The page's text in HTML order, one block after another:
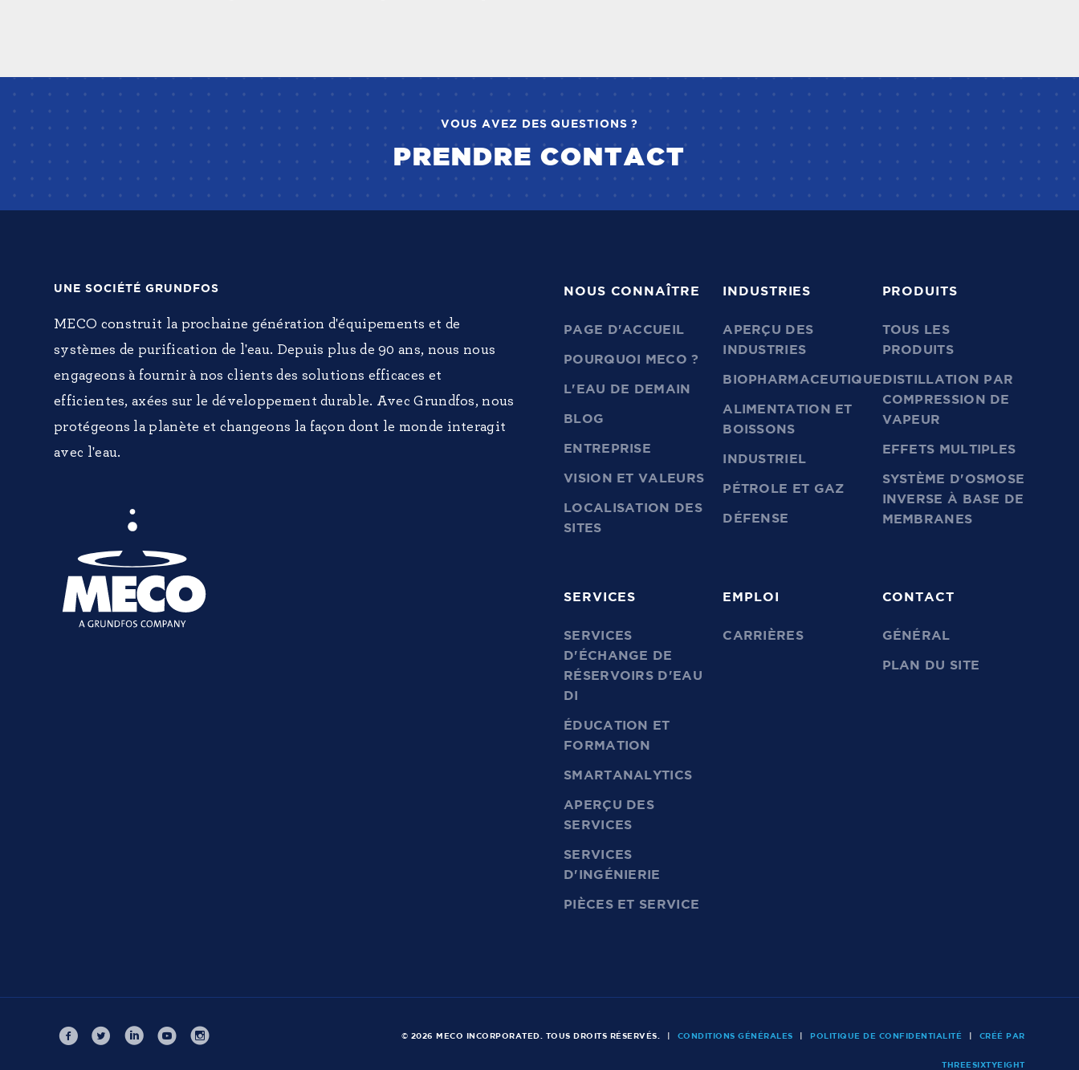
VOUS AVEZ DES QUESTIONS ?
PRENDRE CONTACT
NOUS CONNAÎTRE
PAGE D'ACCUEIL
POURQUOI MECO ?
L'EAU DE DEMAIN
BLOG
ENTREPRISE
VISION ET VALEURS
LOCALISATION DES
SITES
INDUSTRIES
APERÇU DES
INDUSTRIES
BIOPHARMACEUTIQUE
ALIMENTATION ET
BOISSONS
INDUSTRIEL
PÉTROLE ET GAZ
DÉFENSE
PRODUITS
TOUS LES
PRODUITS
DISTILLATION PAR
COMPRESSION DE
VAPEUR
EFFETS MULTIPLES
SYSTÈME D'OSMOSE
INVERSE À BASE DE
MEMBRANES
SERVICES
SERVICES
D'ÉCHANGE DE
RÉSERVOIRS D'EAU
DI
ÉDUCATION ET
FORMATION
SMARTANALYTICS
APERÇU DES
SERVICES
SERVICES
D'INGÉNIERIE
PIÈCES ET SERVICE
EMPLOI
CARRIÈRES
CONTACT
GÉNÉRAL
PLAN DU SITE
UNE SOCIÉTÉ GRUNDFOS
MECO construit la prochaine génération d'équipements et de
systèmes de purification de l'eau. Depuis plus de 90 ans, nous nous
engageons à fournir à nos clients des solutions efficaces et
efficientes, axées sur le développement durable. Avec Grundfos, nous
protégeons la planète et changeons la façon dont le monde interagit
avec l'eau.
© 2026 MECO INCORPORATED. TOUS DROITS RÉSERVÉS. CONDITIONS GÉNÉRALES POLITIQUE DE CONFIDENTIALITÉ CRÉÉ PAR
THREESIXTYEIGHT